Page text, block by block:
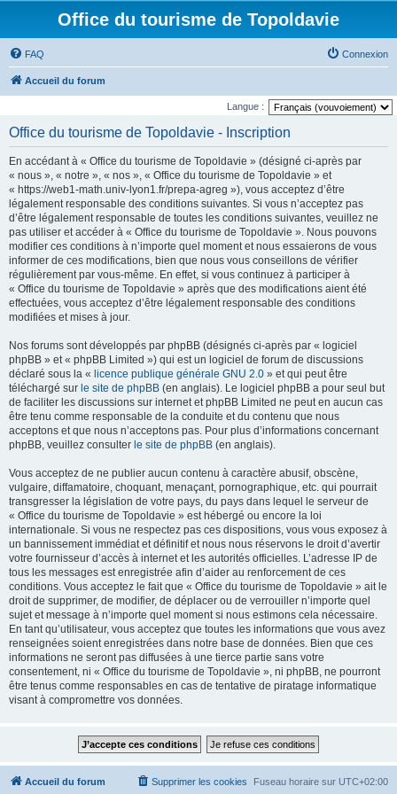
Office du tourisme de Topoldavie
FAQ Connexion
Accueil du forum
Langue :
Office du tourisme de Topoldavie - Inscription
En accédant à « Office du tourisme de Topoldavie » (désigné ci-après par
« nous », « notre », « nos », « Office du tourisme de Topoldavie » et
« https://web1-math.univ-lyon1.fr/prepa-agreg »), vous acceptez d’être
légalement responsable des conditions suivantes. Si vous n’acceptez pas
d’être légalement responsable de toutes les conditions suivantes, veuillez ne
pas utiliser et accéder à « Office du tourisme de Topoldavie ». Nous pouvons
modifier ces conditions à n’importe quel moment et nous essaierons de vous
informer de ces modifications, bien que nous vous conseillons de vérifier
régulièrement par vous-même. En effet, si vous continuez à participer à
« Office du tourisme de Topoldavie » après que des modifications aient été
effectuées, vous acceptez d’être légalement responsable des conditions
modifiées et mises à jour.
Nos forums sont développés par phpBB (désignés ci-après par « logiciel
phpBB » et « phpBB Limited ») qui est un logiciel de forum de discussions
déclaré sous la « licence publique générale GNU 2.0 » et qui peut être
téléchargé sur le site de phpBB (en anglais). Le logiciel phpBB a pour seul but
de faciliter les discussions sur internet et phpBB Limited ne peut en aucun cas
être tenu comme responsable de la conduite et du contenu que nous
acceptons et que nous n’acceptons pas. Pour plus d’informations concernant
phpBB, veuillez consulter le site de phpBB (en anglais).
Vous acceptez de ne publier aucun contenu à caractère abusif, obscène,
vulgaire, diffamatoire, choquant, menaçant, pornographique, etc. qui pourrait
transgresser la législation de votre pays, du pays dans lequel le serveur de
« Office du tourisme de Topoldavie » est hébergé ou encore la loi
internationale. Si vous ne respectez pas ces dispositions, vous vous exposez à
un bannissement immédiat et définitif et nous nous réservons le droit d’avertir
votre fournisseur d’accès à internet et les autorités officielles. L’adresse IP de
tous les messages est enregistrée afin d’aider au renforcement de ces
conditions. Vous acceptez le fait que « Office du tourisme de Topoldavie » ait le
droit de supprimer, de modifier, de déplacer ou de verrouiller n’importe quel
sujet et message à n’importe quel moment si nous estimons cela nécessaire.
En tant qu’utilisateur, vous acceptez que toutes les informations que vous avez
renseignées soient enregistrées dans notre base de données. Bien que ces
informations ne seront pas diffusées à une tierce partie sans votre
consentement, ni « Office du tourisme de Topoldavie », ni phpBB, ne pourront
être tenus comme responsables en cas de tentative de piratage informatique
visant à compromettre vos données.
Accueil du forum Fuseau horaire sur UTC+02:00
Supprimer les cookies